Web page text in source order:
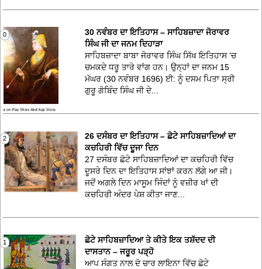
0
30 ਨਵੰਬਰ ਦਾ ਇਤਿਹਾਸ – ਸਾਹਿਬਜ਼ਾਦਾ ਜੋਰਾਵਰ
ਸਿੰਘ ਜੀ ਦਾ ਜਨਮ ਦਿਹਾੜਾ
ਸਾਹਿਬਜ਼ਾਦਾ ਬਾਬਾ ਜੋਰਾਵਰ ਸਿੰਘ ਸਿੱਖ ਇਤਿਹਾਸ ‘ਚ
ਚਮਕਦੇ ਧਰੂ ਤਾਰੇ ਵਾਂਗ ਹਨ। ਉਨ੍ਹਾਂ ਦਾ ਜਨਮ 15
ਮੱਘਰ (30 ਨਵੰਬਰ 1696) ਈ: ਨੂੰ ਦਸਮ ਪਿਤਾ ਸ੍ਰੀ
ਗੁਰੂ ਗੋਬਿੰਦ ਸਿੰਘ ਜੀ ਦੇ...
2
26 ਦਸੰਬਰ ਦਾ ਇਤਿਹਾਸ – ਛੋਟੇ ਸਾਹਿਬਜ਼ਾਦਿਆਂ ਦਾ
ਕਚਹਿਰੀ ਵਿੱਚ ਦੂਜਾ ਦਿਨ
27 ਦਸੰਬਰ ਛੋਟੇ ਸਾਹਿਬਜ਼ਾਦਿਆਂ ਦਾ ਕਚਹਿਰੀ ਵਿੱਚ
ਦੂਸਰੇ ਦਿਨ ਦਾ ਇਤਿਹਾਸ ਸਾਂਝਾਂ ਕਰਨ ਲੱਗੇ ਆ ਜੀ।
ਜਦੋਂ ਅਗਲੇ ਦਿਨ ਮਾਸੂਮ ਜਿੰਦਾਂ ਨੂੰ ਵਜ਼ੀਰ ਖਾਂ ਦੀ
ਕਚਹਿਰੀ ਅੰਦਰ ਪੇਸ਼ ਕੀਤਾ ਜਾਣ...
1
ਛੋਟੇ ਸਾਹਿਬਜ਼ਾਦਿਆ ਤੇ ਕੀਤੇ ਇਕ ਤਸ਼ੱਦਦ ਦੀ
ਦਾਸਤਾਨ – ਜਰੂਰ ਪੜ੍ਹੋ
ਆਪ ਸੰਗਤ ਨਾਲ ਦੋ ਚਾਰ ਲਾਇਨਾ ਵਿੱਚ ਛੋਟੇ